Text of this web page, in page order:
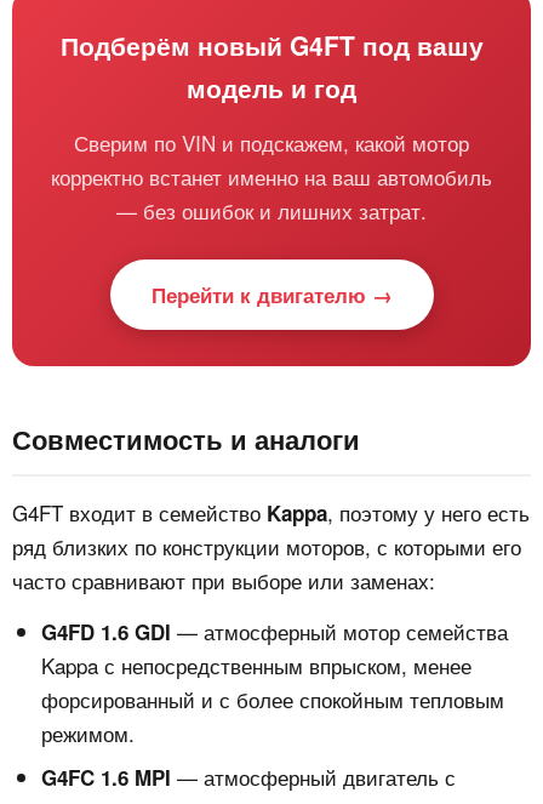
Подберём новый G4FT под вашу
модель и год
Сверим по VIN и подскажем, какой мотор
корректно встанет именно на ваш автомобиль
— без ошибок и лишних затрат.
Перейти к двигателю →
Совместимость и аналоги
G4FT входит в семейство Kappa, поэтому у него есть
ряд близких по конструкции моторов, с которыми его
часто сравнивают при выборе или заменах:
G4FD 1.6 GDI — атмосферный мотор семейства
Kappa с непосредственным впрыском, менее
форсированный и с более спокойным тепловым
режимом.
G4FC 1.6 MPI — атмосферный двигатель с